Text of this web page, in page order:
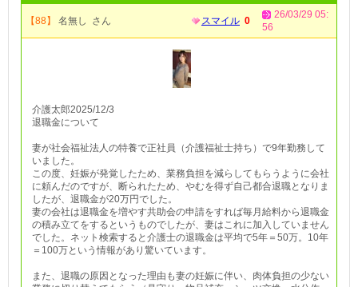
【88】 名無し さん スマイル 0
26/03/29 05:
56
介護太郎2025/12/3
退職金について
妻が社会福祉法人の特養で正社員（介護福祉士持ち）で9年勤務して
いました。
この度、妊娠が発覚したため、業務負担を減らしてもらうように会社
に頼んだのですが、断られたため、やむを得ず自己都合退職となりま
したが、退職金が20万円でした。
妻の会社は退職金を増やす共助会の申請をすれば毎月給料から退職金
の積み立てをするというものでしたが、妻はこれに加入していません
でした。ネット検索すると介護士の退職金は平均で5年＝50万。10年
＝100万という情報があり驚いています。
また、退職の原因となった理由も妻の妊娠に伴い、肉体負担の少ない